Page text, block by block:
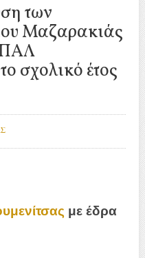
των
Μαζαρακιάς
σχολικό έτος
με έδρα